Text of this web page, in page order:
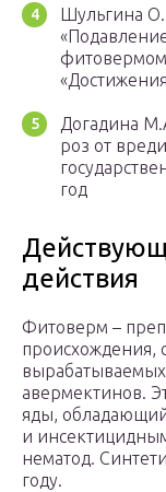
Шульгина
фитовермом
Догадина
роз от
год
действия
Фитоверм –
происхождения,
авермектинов.
яды,
и
нематод.
году.